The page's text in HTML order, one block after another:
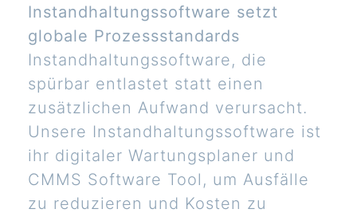
Instandhaltungssoftware setzt
globale Prozessstandards
Instandhaltungssoftware, die
spürbar entlastet statt einen
zusätzlichen Aufwand verursacht.
Unsere Instandhaltungssoftware ist
ihr digitaler Wartungsplaner und
CMMS Software Tool, um Ausfälle
zu reduzieren und Kosten zu